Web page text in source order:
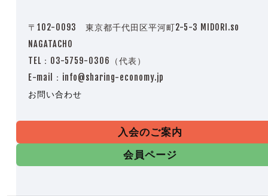
〒102-0093 東京都千代田区平河町2-5-3 MIDORI.so
NAGATACHO
TEL：03-5759-0306（代表）
E-mail：info@sharing-economy.jp
お問い合わせ
入会のご案内
会員ページ